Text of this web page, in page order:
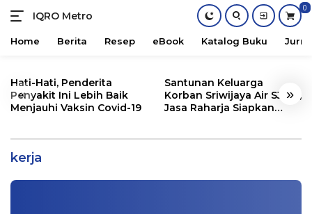
content
IQRO Metro
Lets
Bright
0
Home Berita Resep eBook Katalog Buku
« »
Hati-Hati, Penderita
Penyakit Ini Lebih Baik
Menjauhi Vaksin Covid-19
Santunan Keluarga
Korban Sriwijaya Air SJ182,
Jasa Raharja Siapkan
kerja
Inggris Oleh Heriyati
Buku